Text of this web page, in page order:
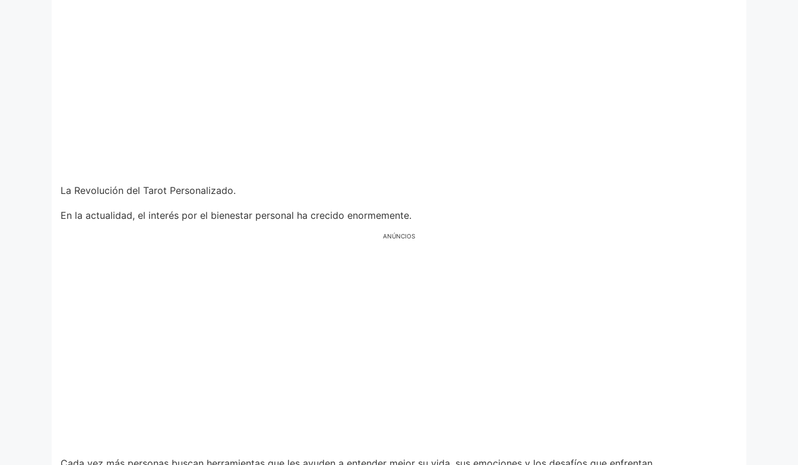
La Revolución del Tarot Personalizado.
En la actualidad, el interés por el bienestar personal ha crecido enormemente.
ANÚNCIOS